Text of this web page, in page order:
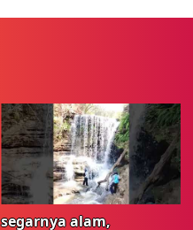
segarnya alam,